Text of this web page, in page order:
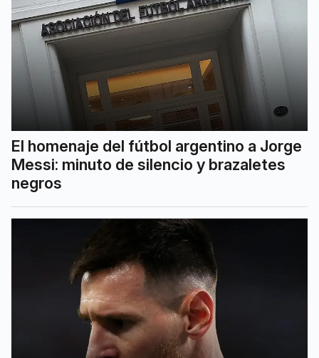
El homenaje del fútbol argentino a Jorge
Messi: minuto de silencio y brazaletes
negros